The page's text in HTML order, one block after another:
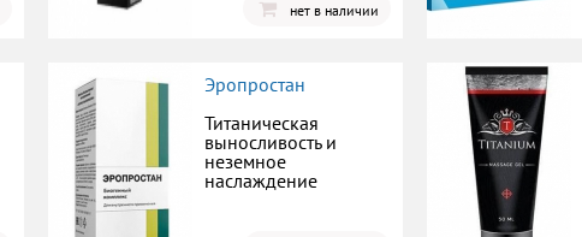
нет в наличии
Эропростан
Титаническая
выносливость и
неземное
наслаждение